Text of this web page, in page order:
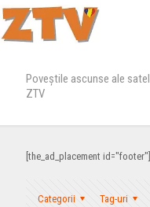
Poveştile ascunse ale
ZTV
[the_ad_placement id="footer"]
Categorii Tag-uri